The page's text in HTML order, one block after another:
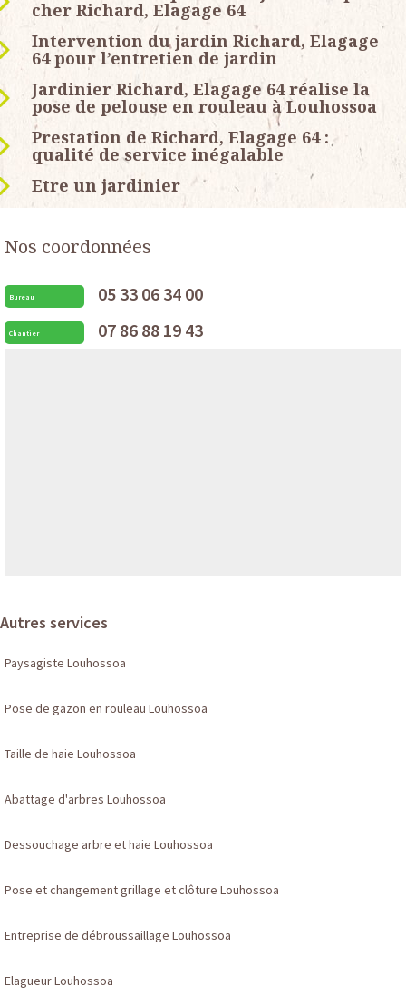
cher Richard, Elagage 64
Intervention du jardin Richard, Elagage
64 pour l’entretien de jardin
Jardinier Richard, Elagage 64 réalise la
pose de pelouse en rouleau à Louhossoa
Prestation de Richard, Elagage 64 :
qualité de service inégalable
Etre un jardinier
Nos coordonnées
Bureau 05 33 06 34 00
Chantier 07 86 88 19 43
Autres services
Paysagiste Louhossoa
Pose de gazon en rouleau Louhossoa
Taille de haie Louhossoa
Abattage d'arbres Louhossoa
Dessouchage arbre et haie Louhossoa
Pose et changement grillage et clôture Louhossoa
Entreprise de débroussaillage Louhossoa
Elagueur Louhossoa